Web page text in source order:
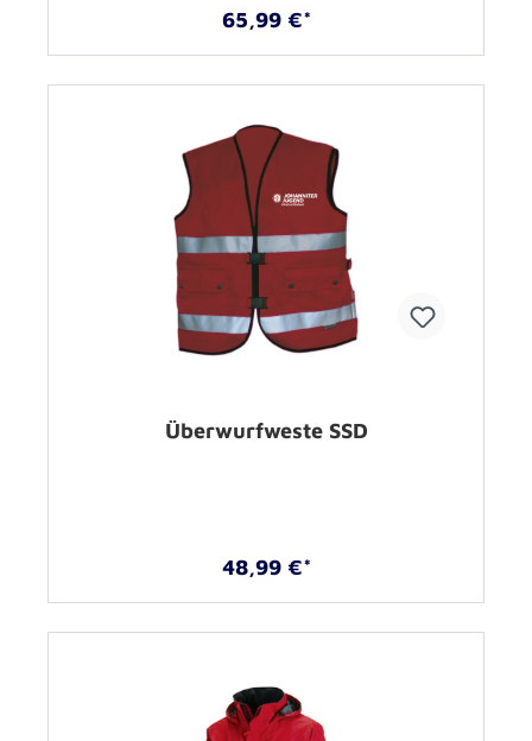
65,99 €*
Überwurfweste SSD
48,99 €*